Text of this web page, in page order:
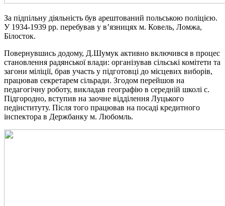
За підпільну діяльність був арештований польською поліцією.
У 1934-1939 рр. перебував у в’язницях м. Ковель, Ломжа,
Білосток.
Повернувшись додому, Д.Шумук активно включився в процес
становлення радянської влади: організував сільські комітети та
загони міліції, брав участь у підготовці до місцевих виборів,
працював секретарем сільради. Згодом перейшов на
педагогічну роботу, викладав географію в середній школі с.
Підгородно, вступив на заочне відділення Луцького
педінституту. Після того працював на посаді кредитного
інспектора в Держбанку м. Любомль.